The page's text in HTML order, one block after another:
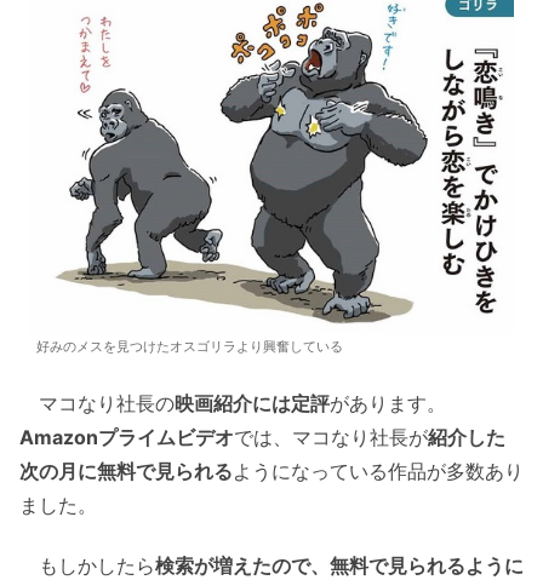
好みのメスを見つけたオスゴリラより興奮している
マコなり社長の映画紹介には定評があります。
Amazonプライムビデオでは、マコなり社長が紹介した
次の月に無料で見られるようになっている作品が多数あり
ました。
もしかしたら検索が増えたので、無料で見られるように